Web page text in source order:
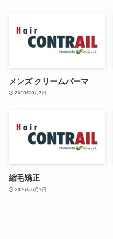
メンズ クリームパーマ
2026年6月3日
縮毛矯正
2026年6月1日